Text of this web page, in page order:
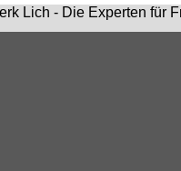
Lich - Die Experten für